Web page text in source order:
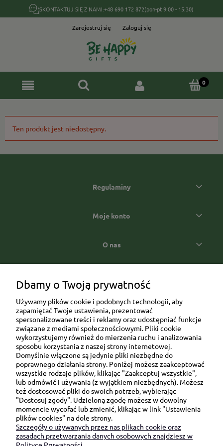
SKONTAKTUJ SIĘ Z NAMI:+48 690 172 872(pon-pt 9:00 - 15:30)
Zarejestruj się Zaloguj się
Ten produkt jest niedostępny.
Regulaminy
Moje konto
O nas
Ul. Brukowa 6/8 lok. 57/58
91-341 Łódź
NIP: 6751510615
SKONTAKTUJ SIĘ Z NAMI:
sklep@be-happygifts.com
+48 690 172 872
Dbamy o Twoją prywatność
Używamy plików cookie i podobnych technologii, aby
zapamiętać Twoje ustawienia, prezentować
spersonalizowane treści i reklamy oraz udostępniać funkcje
związane z mediami społecznościowymi. Pliki cookie
wykorzystujemy również do mierzenia ruchu i analizowania
sposobu korzystania z naszej strony internetowej.
Domyślnie włączone są jedynie pliki niezbędne do
poprawnego działania strony. Poniżej możesz zaakceptować
wszystkie rodzaje plików, klikając "Zaakceptuj wszystkie",
lub odmówić i używania (z wyjątkiem niezbędnych). Możesz
też dostosować pliki do swoich potrzeb, wybierając
"Dostosuj zgody". Udzieloną zgodę możesz w dowolny
momencie wycofać lub zmienić, klikając w link "Ustawienia
plików cookies" na dole strony.
Szczegóły o używanych przez nas plikach cookie oraz
zasadach przetwarzania danych osobowych znajdziesz w